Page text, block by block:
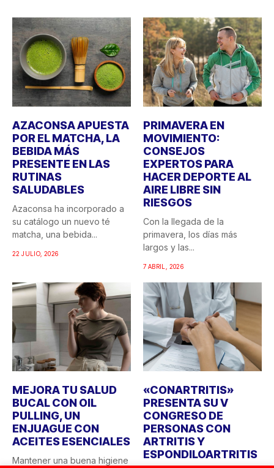
AZACONSA APUESTA
POR EL MATCHA, LA
BEBIDA MÁS
PRESENTE EN LAS
RUTINAS
SALUDABLES
Azaconsa ha incorporado a
su catálogo un nuevo té
matcha, una bebida...
22 JULIO, 2026
PRIMAVERA EN
MOVIMIENTO:
CONSEJOS
EXPERTOS PARA
HACER DEPORTE AL
AIRE LIBRE SIN
RIESGOS
Con la llegada de la
primavera, los días más
largos y las...
7 ABRIL, 2026
MEJORA TU SALUD
BUCAL CON OIL
PULLING, UN
ENJUAGUE CON
ACEITES ESENCIALES
Mantener una buena higiene
«CONARTRITIS»
PRESENTA SU V
CONGRESO DE
PERSONAS CON
ARTRITIS Y
ESPONDILOARTRITIS